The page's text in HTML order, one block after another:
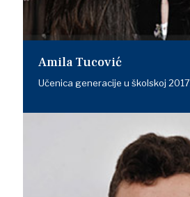
Amila Tucović
Učenica generacije u školskoj